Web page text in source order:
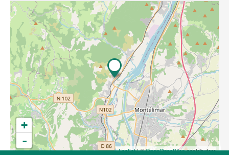
+
-
Leaflet| ©OpenStreetMapcontributors